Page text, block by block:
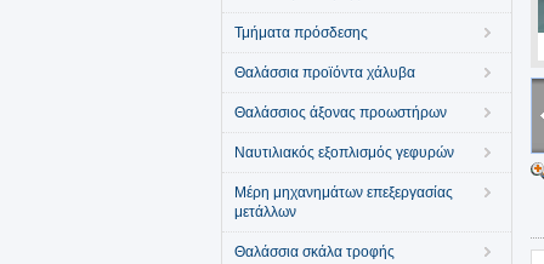
Τμήματα πρόσδεσης
Θαλάσσια προϊόντα χάλυβα
Θαλάσσιος άξονας προωστήρων
Ναυτιλιακός εξοπλισμός γεφυρών
Μέρη μηχανημάτων επεξεργασίας
μετάλλων
Θαλάσσια σκάλα τροφής